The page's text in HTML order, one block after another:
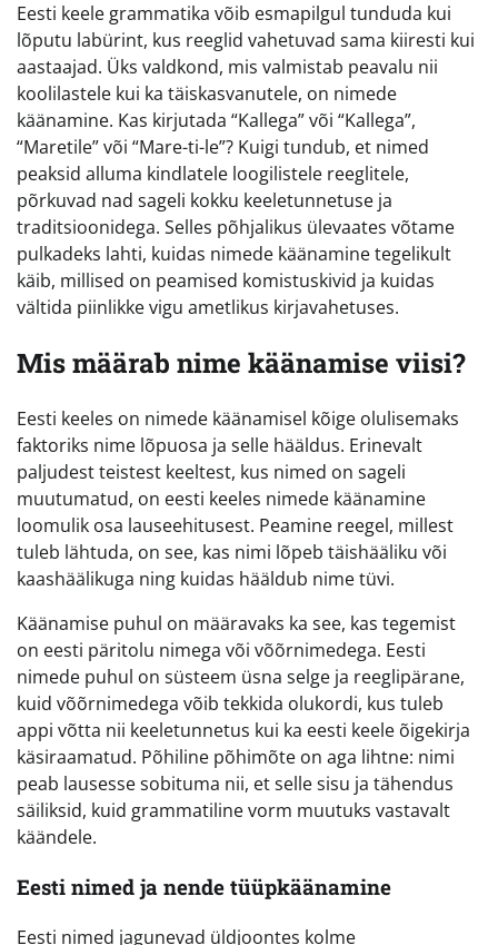
Eesti keele grammatika võib esmapilgul tunduda kui
lõputu labürint, kus reeglid vahetuvad sama kiiresti kui
aastaajad. Üks valdkond, mis valmistab peavalu nii
koolilastele kui ka täiskasvanutele, on nimede
käänamine. Kas kirjutada “Kallega” või “Kallega”,
“Maretile” või “Mare-ti-le”? Kuigi tundub, et nimed
peaksid alluma kindlatele loogilistele reeglitele,
põrkuvad nad sageli kokku keeletunnetuse ja
traditsioonidega. Selles põhjalikus ülevaates võtame
pulkadeks lahti, kuidas nimede käänamine tegelikult
käib, millised on peamised komistuskivid ja kuidas
vältida piinlikke vigu ametlikus kirjavahetuses.
Mis määrab nime käänamise viisi?
Eesti keeles on nimede käänamisel kõige olulisemaks
faktoriks nime lõpuosa ja selle hääldus. Erinevalt
paljudest teistest keeltest, kus nimed on sageli
muutumatud, on eesti keeles nimede käänamine
loomulik osa lauseehitusest. Peamine reegel, millest
tuleb lähtuda, on see, kas nimi lõpeb täishääliku või
kaashäälikuga ning kuidas hääldub nime tüvi.
Käänamise puhul on määravaks ka see, kas tegemist
on eesti päritolu nimega või võõrnimedega. Eesti
nimede puhul on süsteem üsna selge ja reeglipärane,
kuid võõrnimedega võib tekkida olukordi, kus tuleb
appi võtta nii keeletunnetus kui ka eesti keele õigekirja
käsiraamatud. Põhiline põhimõte on aga lihtne: nimi
peab lausesse sobituma nii, et selle sisu ja tähendus
säiliksid, kuid grammatiline vorm muutuks vastavalt
käändele.
Eesti nimed ja nende tüüpkäänamine
Eesti nimed jagunevad üldjoontes kolme